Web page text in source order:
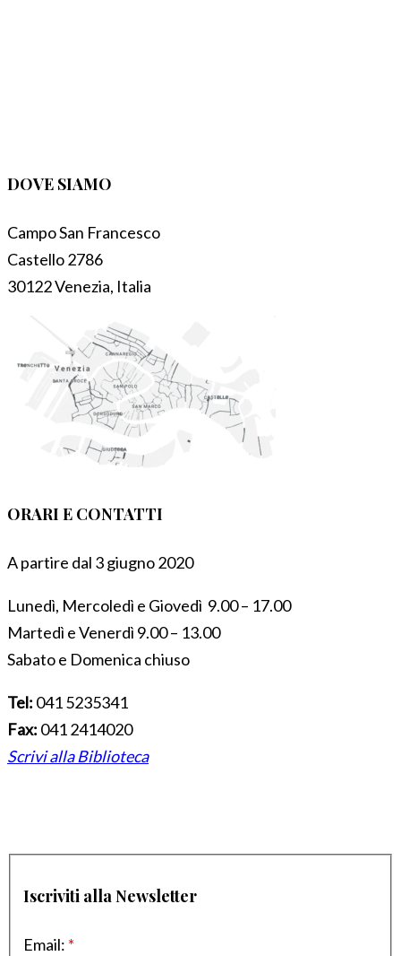
DOVE SIAMO
Campo San Francesco
Castello 2786
30122 Venezia, Italia
ORARI E CONTATTI
A partire dal 3 giugno 2020
Lunedì, Mercoledì e Giovedì 9.00 – 17.00
Martedì e Venerdì 9.00 – 13.00
Sabato e Domenica chiuso
Tel: 041 5235341
Fax: 041 2414020
Scrivi alla Biblioteca
Iscriviti alla Newsletter
Email: *